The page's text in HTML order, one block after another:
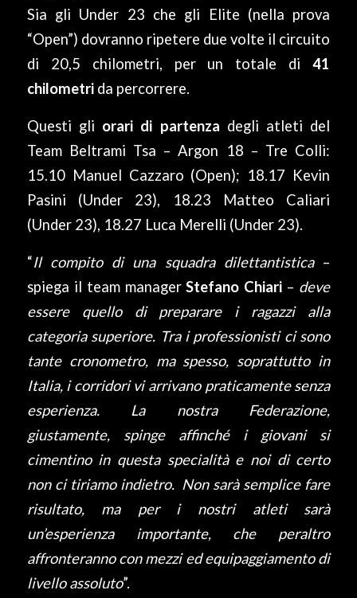
Sia gli Under 23 che gli Elite (nella prova
“Open”) dovranno ripetere due volte il circuito
di 20,5 chilometri, per un totale di41
chilometrida percorrere.
Questi gli orari di partenza degli atleti del
Team Beltrami Tsa – Argon 18 – Tre Colli:
15.10 Manuel Cazzaro (Open); 18.17 Kevin
Pasini (Under 23), 18.23 Matteo Caliari
(Under 23), 18.27 Luca Merelli (Under 23).
“Il compito di una squadra dilettantistica–
spiega il team managerStefano Chiari – deve
essere quello di preparare i ragazzi alla
categoria superiore. Tra i professionisti ci sono
tante cronometro, ma spesso, soprattutto in
Italia, i corridori vi arrivano praticamente senza
esperienza. La nostra Federazione,
giustamente, spinge affinché i giovani si
cimentino in questa specialità e noi di certo
non ci tiriamo indietro. Non sarà semplice fare
risultato, ma per i nostri atleti sarà
un’esperienza importante, che peraltro
affronteranno con mezzi ed equipaggiamento di
livello assoluto”.